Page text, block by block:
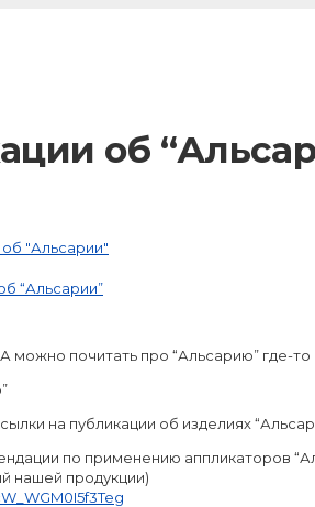
об
"Альсарии"
“Альсарии”
можно почитать про “Альсарию” где-
на публикации об изделиях
по применению аппликаторов
нашей продукции)